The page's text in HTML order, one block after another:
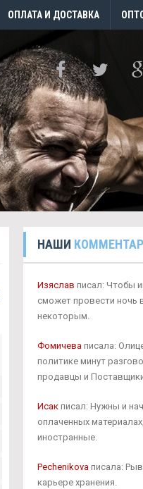
ОПЛАТА И ДОСТАВКА
НАШИ
Изяслав писал: Чтобы
сможет провести ночь
некоторым.
Фомичеваписала:
политике минут
продавцы и
Исакписал: Нужны и
оплаченных
иностранные.
Pechenikovaписала:
карьере хранения.